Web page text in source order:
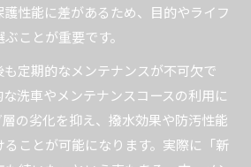
性能に差があるため、目的やライフ
ことが重要です。
定期的なメンテナンスが不可欠で
洗車やメンテナンスコースの利用に
の劣化を抑え、撥水効果や防汚性能
ことが可能になります。実際に「新